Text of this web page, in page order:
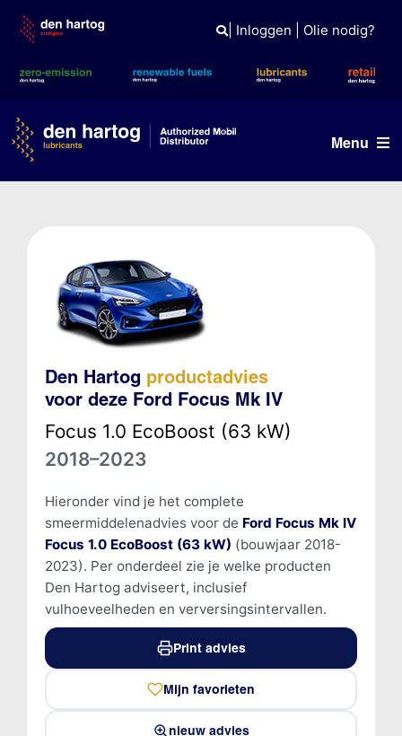
content
| Inloggen Olie nodig?
Menu
Referenties
Branches
Kennisbank
Den Hartog productadvies
voor deze Ford Focus Mk IV
Focus 1.0 EcoBoost (63 kW)
2018–2023
Hieronder vind je het complete
smeermiddelenadvies voor de Ford Focus Mk IV
Focus 1.0 EcoBoost (63 kW) (bouwjaar 2018-
2023). Per onderdeel zie je welke producten
Den Hartog adviseert, inclusief
vulhoeveelheden en verversingsintervallen.
Print advies
Mijn favorieten
nieuw advies